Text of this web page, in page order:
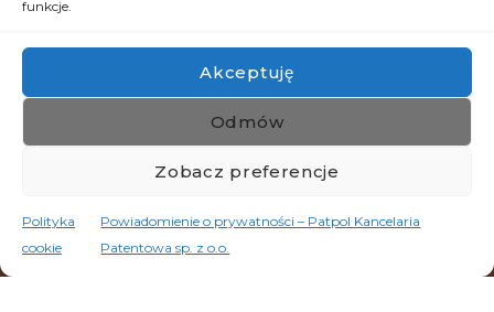
funkcje.
Akceptuję
Odmów
Zobacz preferencje
Polityka
cookie
Powiadomienie o prywatności – Patpol Kancelaria
Patentowa sp. z o.o.